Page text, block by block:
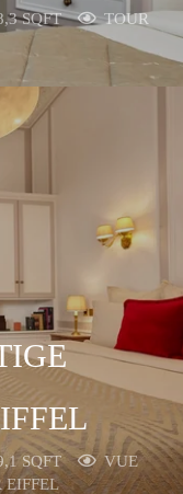
SQFT
TOUR
SQFT
VUE
EIFFEL